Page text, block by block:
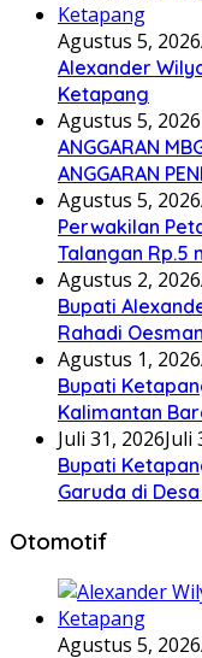
Agustus 5, 2026
Alexander
Ketapang
Agustus 5, 2026
ANGGARAN
ANGGARAN
Agustus 5, 2026
Perwakilan
Talangan Rp.5
Agustus 2, 2026
Bupati
Rahadi Oesman
Agustus 1, 2026
Bupati
Kalimantan
Juli 31, 2026Juli
Bupati
Garuda di
Otomotif
Agustus 5, 2026